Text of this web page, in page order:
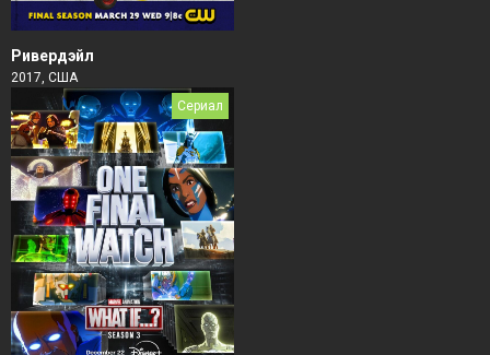
Ривердэйл
2017, США
Сериал